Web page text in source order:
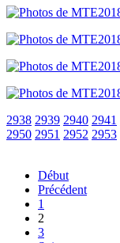
2938 2939 2940 2941
2950 2951 2952 2953
Début
Précédent
1
2
3